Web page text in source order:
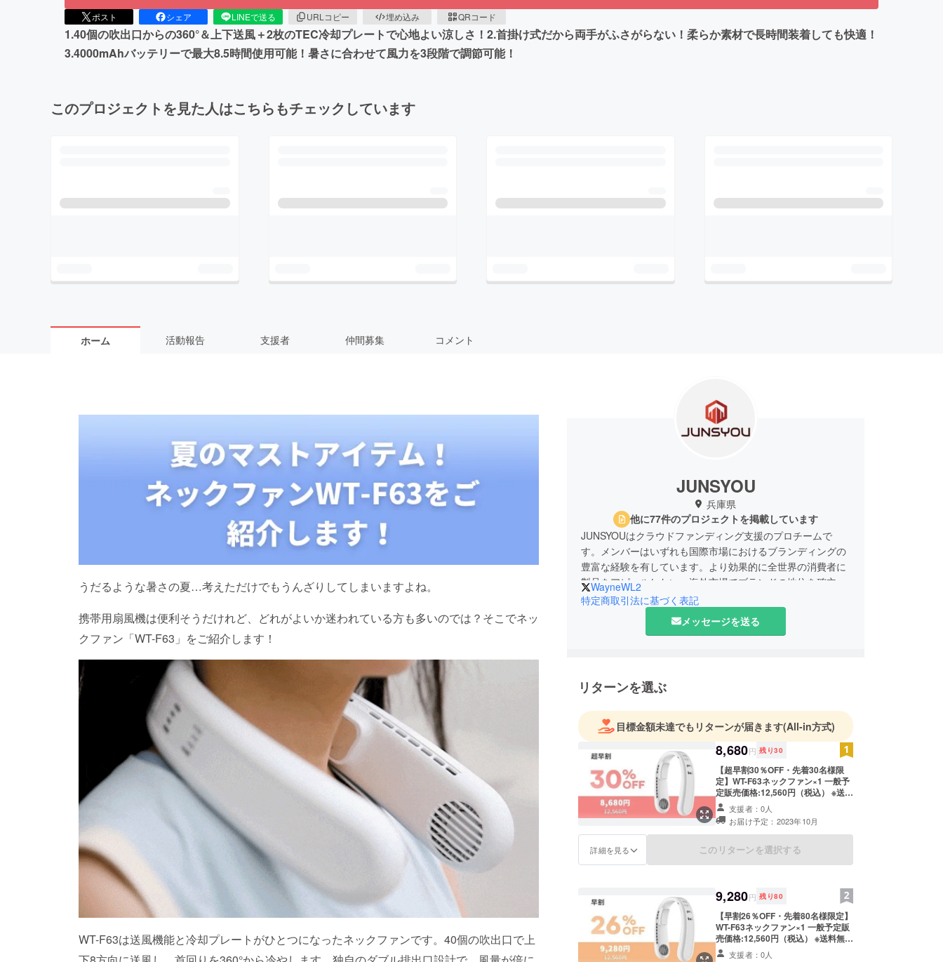
ポスト シェア LINEで送る URLコピー 埋め込み QRコード
1.40個の吹出口からの360°＆上下送風＋2枚のTEC冷却プレートで心地よい涼しさ！2.首掛け式だから両手がふさがらない！柔らか素材で長時間装着しても快適！
3.4000mAhバッテリーで最大8.5時間使用可能！暑さに合わせて風力を3段階で調節可能！
このプロジェクトを見た人はこちらもチェックしています
ホーム 活動報告 支援者 仲間募集 コメント
うだるような暑さの夏…考えただけでもうんざりしてしまいますよね。
携帯用扇風機は便利そうだけれど、どれがよいか迷われている方も多いのでは？そこでネッ
クファン「WT-F63」をご紹介します！
WT-F63は送風機能と冷却プレートがひとつになったネックファンです。40個の吹出口で上
JUNSYOU
兵庫県
他に77件のプロジェクトを掲載しています
JUNSYOUはクラウドファンディング支援のプロチームで
す。メンバーはいずれも国際市場におけるブランディングの
豊富な経験を有しています。より効果的に全世界の消費者に
製品をアピールしたい、海外市場でブランドの地位を確立さ
せたい、という皆様のご要望にお応えします。
お問合せメールアドレス：rstrade.jp@gmail.com
WayneWL2
特定商取引法に基づく表記
メッセージを送る
リターンを選ぶ
目標金額未達でもリターンが届きます(All-in方式)
8,680円 残り30
【超早割30％OFF・先着30名様限
定】WT-F63ネックファン×1 一般予
定販売価格:12,560円（税込） ※送料
無料（日本国内限定） 内容物： ・
WT-F63ネックファン×1 ・充電ケー
ブル×1 ・日本語説明書×1
支援者：0人
お届け予定：2023年10月
詳細を見る このリターンを選択する
9,280円 残り80
【早割26％OFF・先着80名様限定】
WT-F63ネックファン×1 一般予定販
売価格:12,560円（税込） ※送料無料
（日本国内限定） 内容物： ・WT-
支援者：0人